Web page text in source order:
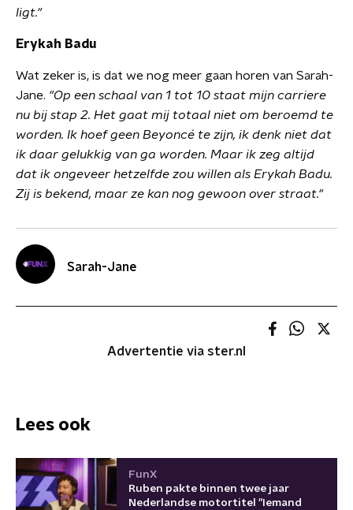
ligt."
Erykah Badu
Wat zeker is, is dat we nog meer gaan horen van Sarah-
Jane. "Op een schaal van 1 tot 10 staat mijn carriere
nu bij stap 2. Het gaat mij totaal niet om beroemd te
worden. Ik hoef geen Beyoncé te zijn, ik denk niet dat
ik daar gelukkig van ga worden. Maar ik zeg altijd
dat ik ongeveer hetzelfde zou willen als Erykah Badu.
Zij is bekend, maar ze kan nog gewoon over straat."
Sarah-Jane
Advertentie via ster.nl
Lees ook
FunX
Ruben pakte binnen twee jaar
Nederlandse motortitel "Iemand